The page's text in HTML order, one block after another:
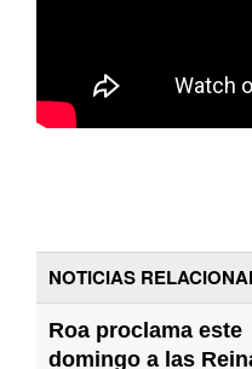
NOTICIAS
Roa proclama este
domingo a las